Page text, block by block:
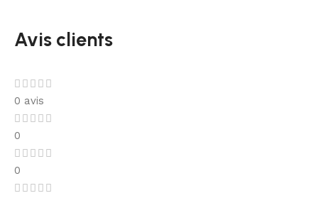
Avis clients
0 avis
0
0